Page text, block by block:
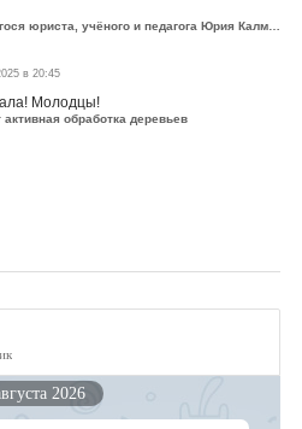
В Черкесске чествовали выдающегося юриста, учёного и педагога Юрия Калмыкова
в 20:45
Молодцы!
обработка деревьев